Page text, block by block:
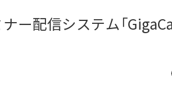
ー配信システム「